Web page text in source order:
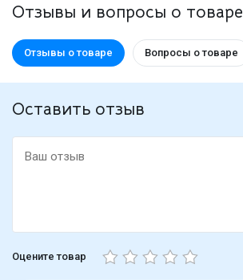
Отзывы и вопросы о товаре
Отзывы о товаре Вопросы о товаре
Оставить отзыв
Оцените товар